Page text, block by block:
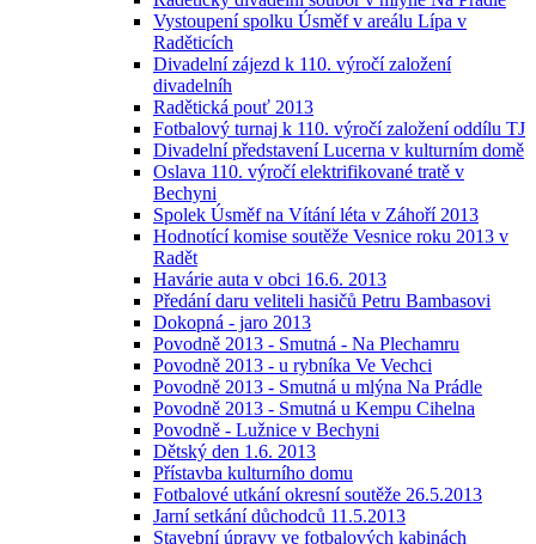
Vystoupení spolku Úsměf v areálu Lípa v
Raděticích
Divadelní zájezd k 110. výročí založení
divadelníh
Radětická pouť 2013
Fotbalový turnaj k 110. výročí založení oddílu TJ
Divadelní představení Lucerna v kulturním domě
Oslava 110. výročí elektrifikované tratě v
Bechyni
Spolek Úsměf na Vítání léta v Záhoří 2013
Hodnotící komise soutěže Vesnice roku 2013 v
Radět
Havárie auta v obci 16.6. 2013
Předání daru veliteli hasičů Petru Bambasovi
Dokopná - jaro 2013
Povodně 2013 - Smutná - Na Plechamru
Povodně 2013 - u rybníka Ve Vechci
Povodně 2013 - Smutná u mlýna Na Prádle
Povodně 2013 - Smutná u Kempu Cihelna
Povodně - Lužnice v Bechyni
Dětský den 1.6. 2013
Přístavba kulturního domu
Fotbalové utkání okresní soutěže 26.5.2013
Jarní setkání důchodců 11.5.2013
Stavební úpravy ve fotbalových kabinách